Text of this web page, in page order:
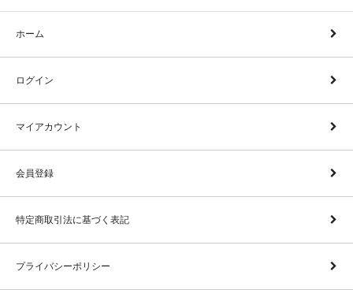
ホーム
ログイン
マイアカウント
会員登録
特定商取引法に基づく表記
プライバシーポリシー